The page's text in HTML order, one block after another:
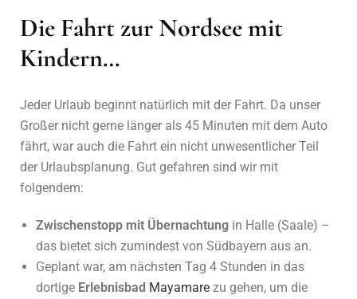
Die Fahrt zur Nordsee mit
Kindern…
Jeder Urlaub beginnt natürlich mit der Fahrt. Da unser
Großer nicht gerne länger als 45 Minuten mit dem Auto
fährt, war auch die Fahrt ein nicht unwesentlicher Teil
der Urlaubsplanung. Gut gefahren sind wir mit
folgendem:
Zwischenstopp mit Übernachtung in Halle (Saale) –
das bietet sich zumindest von Südbayern aus an.
Geplant war, am nächsten Tag 4 Stunden in das
dortige Erlebnisbad Mayamare zu gehen, um die